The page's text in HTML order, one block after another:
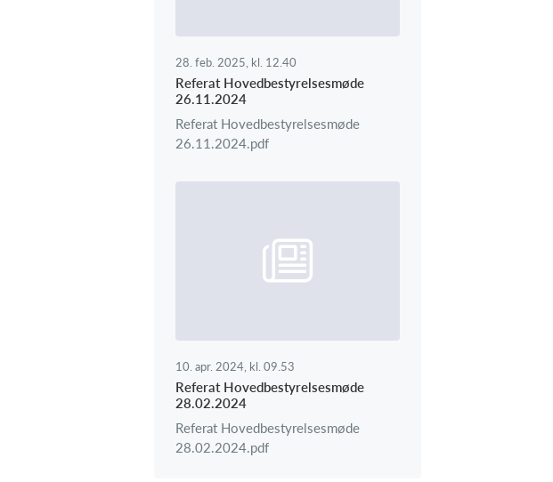
28. feb. 2025, kl. 12.40
Referat Hovedbestyrelsesmøde
26.11.2024
Referat Hovedbestyrelsesmøde
26.11.2024.pdf
10. apr. 2024, kl. 09.53
Referat Hovedbestyrelsesmøde
28.02.2024
Referat Hovedbestyrelsesmøde
28.02.2024.pdf